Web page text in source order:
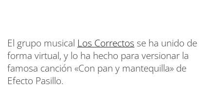
El grupo musical Los Correctos se ha unido de
forma virtual, y lo ha hecho para versionar la
famosa canción «Con pan y mantequilla» de
Efecto Pasillo.